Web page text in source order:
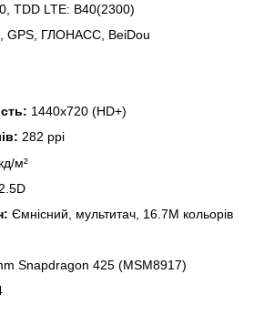
TDD LTE: B40(2300)
GPS, ГЛОНАСС, BeiDou
1440x720 (HD+)
282 ppi
м²
Ємнісний, мультитач, 16.7M кольорів
Snapdragon 425 (MSM8917)